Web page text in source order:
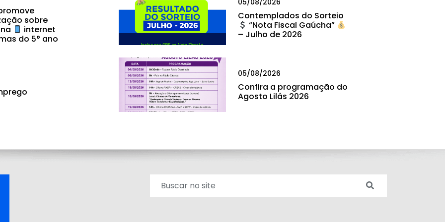
sobre
internet
do 5° ano
Contemplados do Sorteio
“Nota Fiscal Gaúcha”
– Julho de 2026
05/08/2026
Confira a programação do
Agosto Lilás 2026